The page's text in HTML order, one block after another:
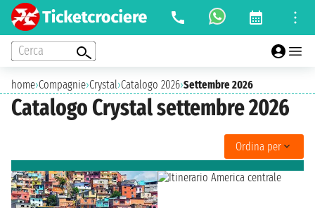
Cerca
home›Compagnie›Crystal›Catalogo 2026›Settembre 2026
Catalogo Crystal settembre 2026
Ordina per